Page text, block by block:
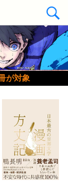
が対象